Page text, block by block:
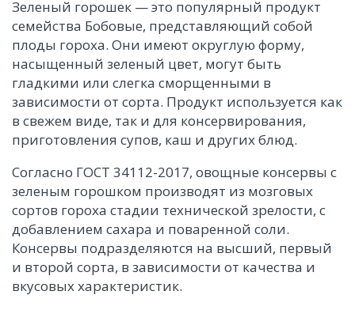
Зеленый горошек — это популярный продукт
семейства Бобовые, представляющий собой
плоды гороха. Они имеют округлую форму,
насыщенный зеленый цвет, могут быть
гладкими или слегка сморщенными в
зависимости от сорта. Продукт используется как
в свежем виде, так и для консервирования,
приготовления супов, каш и других блюд.
Согласно ГОСТ 34112-2017, овощные консервы с
зеленым горошком производят из мозговых
сортов гороха стадии технической зрелости, с
добавлением сахара и поваренной соли.
Консервы подразделяются на высший, первый
и второй сорта, в зависимости от качества и
вкусовых характеристик.